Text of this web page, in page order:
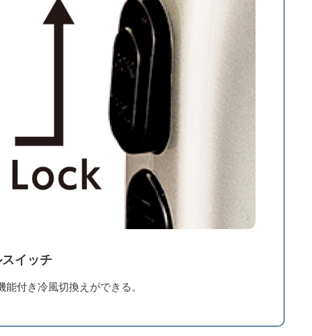
イッチ
能付き冷風切換えができる。